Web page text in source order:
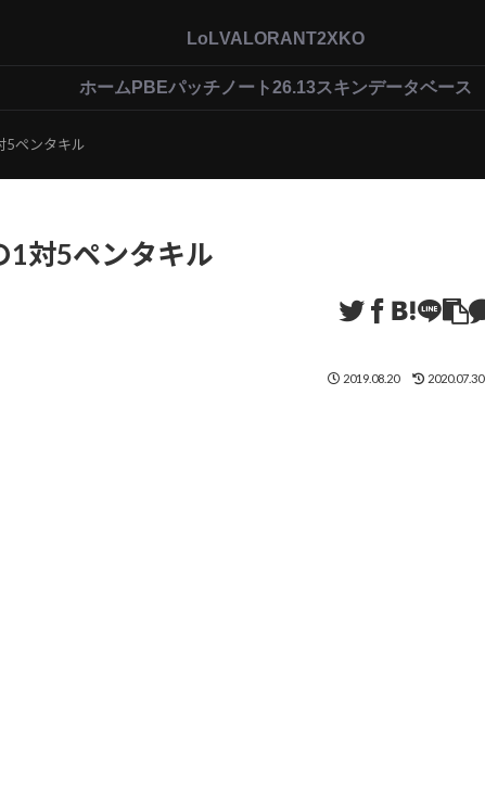
LoLVALORANT2XKO
ホーム PBEパッチノート26.13スキンデータベース
5ペンタキル
1対5ペンタキル
2019.08.20 2020.07.30